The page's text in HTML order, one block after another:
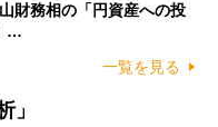
財務相の「円資産への投
…
一覧を見る
」